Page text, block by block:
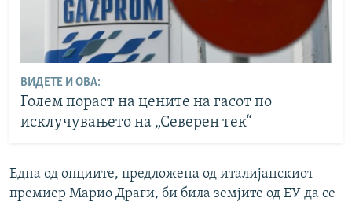
ВИДЕТЕ И ОВА:
Голем пораст на цените на гасот по
исклучувањето на „Северен тек“
Една од опциите, предложена од италијанскиот
премиер Марио Драги, би била земјите од ЕУ да се